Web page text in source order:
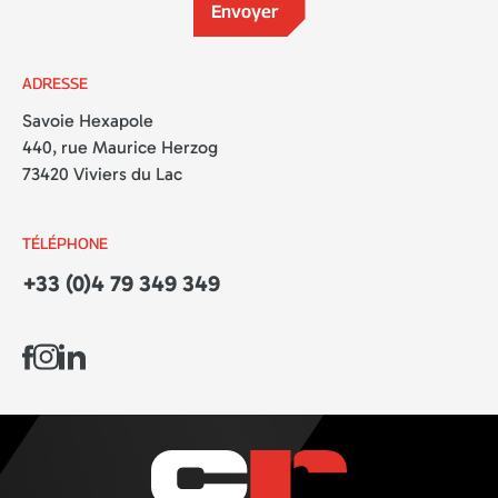
ADRESSE
Savoie Hexapole
440, rue Maurice Herzog
73420 Viviers du Lac
TÉLÉPHONE
+33 (0)4 79 349 349